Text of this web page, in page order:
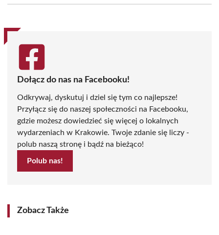
(Twitter)
Dołącz do nas na Facebooku!
Odkrywaj, dyskutuj i dziel się tym co najlepsze!
Przyłącz się do naszej społeczności na Facebooku,
gdzie możesz dowiedzieć się więcej o lokalnych
wydarzeniach w Krakowie. Twoje zdanie się liczy -
polub naszą stronę i bądź na bieżąco!
Polub nas!
Zobacz Także